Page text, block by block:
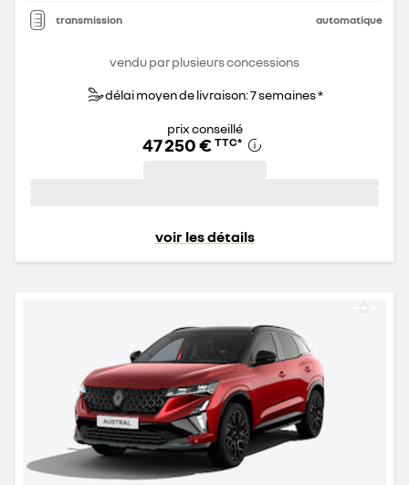
transmission automatique
vendu par plusieurs concessions
délai moyen de livraison: 7 semaines *
prix conseillé
47 250 € TTC*
voir les détails